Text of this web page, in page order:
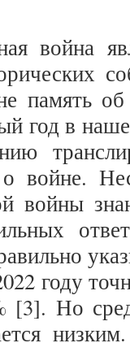
война
память
год в
войне.
войны
году
Но